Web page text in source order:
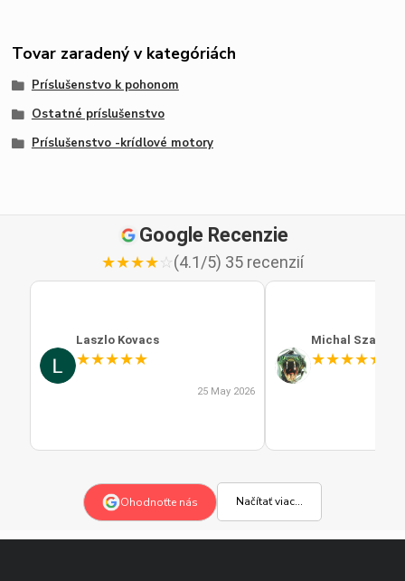
Tovar zaradený v kategóriách
Príslušenstvo k pohonom
Ostatné príslušenstvo
Príslušenstvo -krídlové motory
Google Recenzie
★★★★☆(4.1/5) 35 recenzií
Laszlo Kovacs
★★★★★
25 May 2026
Michal Szabo
★★★★★
Ohodnoťte nás Načítať viac...